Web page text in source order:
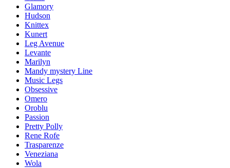
Glamory
Hudson
Knittex
Kunert
Leg Avenue
Levante
Marilyn
Mandy mystery Line
Music Legs
Obsessive
Omero
Oroblu
Passion
Pretty Polly
Rene Rofe
Trasparenze
Veneziana
Wola